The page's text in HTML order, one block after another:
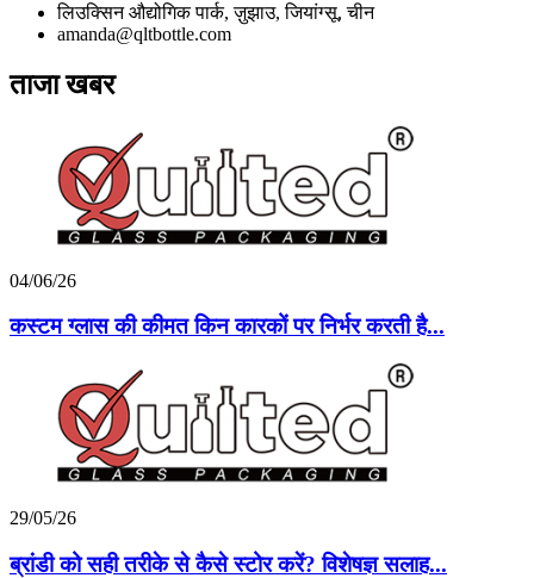
लिउक्सिन औद्योगिक पार्क, ज़ुझाउ, जियांग्सू, चीन
amanda@qltbottle.com
ताजा खबर
04/06/26
कस्टम ग्लास की कीमत किन कारकों पर निर्भर करती है...
29/05/26
ब्रांडी को सही तरीके से कैसे स्टोर करें? विशेषज्ञ सलाह...